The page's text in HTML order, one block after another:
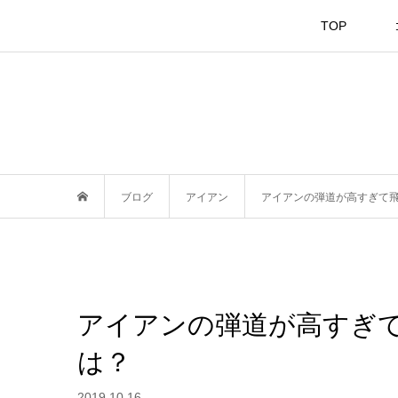
TOP
ブログ アイアン アイアンの弾道が高すぎて
アイアンの弾道が高すぎ
は？